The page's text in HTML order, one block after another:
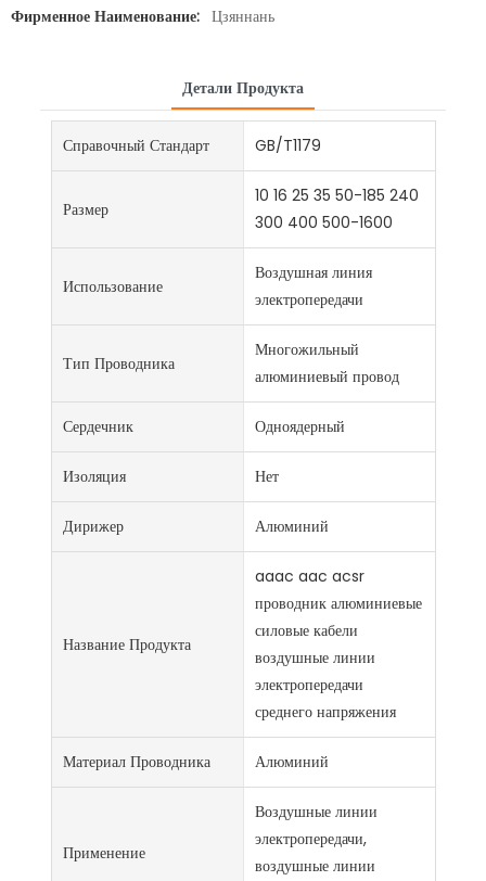
Фирменное Наименование: Цзяннань
Детали Продукта
Справочный Стандарт GB/T1179
Размер
10 16 25 35 50-185 240
300 400 500-1600
Использование
Воздушная линия
электропередачи
Тип Проводника
Многожильный
алюминиевый провод
Сердечник Одноядерный
Изоляция Нет
Дирижер Алюминий
Название Продукта
aaac aac acsr
проводник алюминиевые
силовые кабели
воздушные линии
электропередачи
среднего напряжения
Материал Проводника Алюминий
Применение
Воздушные линии
электропередачи,
воздушные линии